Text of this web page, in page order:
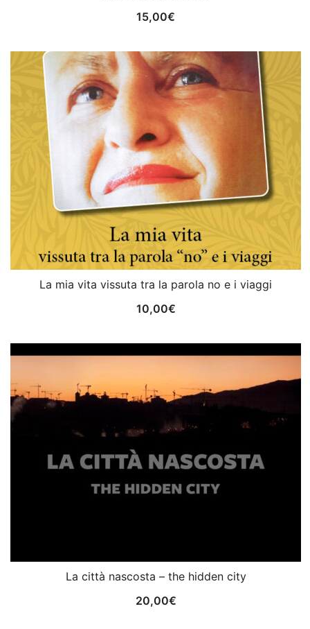
15,00€
La mia vita vissuta tra la parola no e i viaggi
10,00€
La città nascosta – the hidden city
20,00€